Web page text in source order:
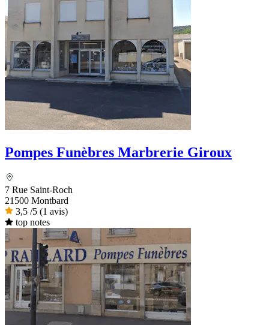
Pompes Funèbres Marbrerie Giroux
7 Rue Saint-Roch
21500 Montbard
3,5 /5 (1 avis)
top notes